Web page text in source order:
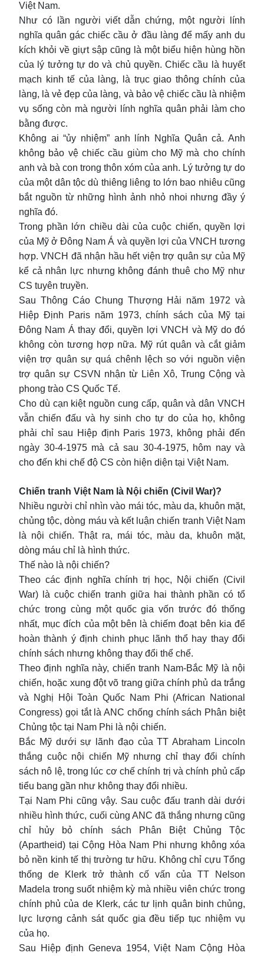
Việt Nam.
Như có lần người viết dẫn chứng, một người lính
nghĩa quân gác chiếc cầu ở đầu làng để mấy anh du
kích khỏi về giựt sập cũng là một biểu hiện hùng hồn
của lý tưởng tự do và chủ quyền. Chiếc cầu là huyết
mạch kinh tế của làng, là trục giao thông chính của
làng, là vẻ đẹp của làng, và bảo vệ chiếc cầu là nhiệm
vụ sống còn mà người lính nghĩa quân phải làm cho
bằng được.
Không ai “ủy nhiệm” anh lính Nghĩa Quân cả. Anh
không bảo vệ chiếc cầu giùm cho Mỹ mà cho chính
anh và bà con trong thôn xóm của anh. Lý tưởng tự do
của một dân tộc dù thiêng liêng to lớn bao nhiêu cũng
bắt nguồn từ những hình ảnh nhỏ nhoi nhưng đầy ý
nghĩa đó.
Trong phần lớn chiều dài của cuộc chiến, quyền lợi
của Mỹ ở Đông Nam Á và quyền lợi của VNCH tương
hợp. VNCH đã nhận hầu hết viện trợ quân sự của Mỹ
kể cả nhân lực nhưng không đánh thuê cho Mỹ như
CS tuyên truyền.
Sau Thông Cáo Chung Thượng Hải năm 1972 và
Hiệp Định Paris năm 1973, chính sách của Mỹ tại
Đông Nam Á thay đổi, quyền lợi VNCH và Mỹ do đó
không còn tương hợp nữa. Mỹ rút quân và cắt giảm
viện trợ quân sự quá chênh lệch so với nguồn viện
trợ quân sự CSVN nhận từ Liên Xô, Trung Cộng và
phong trào CS Quốc Tế.
Cho dù cạn kiệt nguồn cung cấp, quân và dân VNCH
vẫn chiến đấu và hy sinh cho tự do của họ, không
phải chỉ sau Hiệp định Paris 1973, không phải đến
ngày 30-4-1975 mà cả sau 30-4-1975, hôm nay và
cho đến khi chế độ CS còn hiện diện tại Việt Nam.
Chiến tranh Việt Nam là Nội chiến (Civil War)?
Nhiều người chỉ nhìn vào mái tóc, màu da, khuôn mặt,
chủng tộc, dòng máu và kết luận chiến tranh Việt Nam
là nội chiến. Thật ra, mái tóc, màu da, khuôn mặt,
dòng máu chỉ là hình thức.
Thế nào là nội chiến?
Theo các định nghĩa chính trị học, Nội chiến (Civil
War) là cuộc chiến tranh giữa hai thành phần có tổ
chức trong cùng một quốc gia vốn trước đó thống
nhất, mục đích của một bên là chiếm đoạt bên kia để
hoàn thành ý định chinh phục lãnh thổ hay thay đổi
chính sách nhưng không thay đổi thể chế.
Theo định nghĩa này, chiến tranh Nam-Bắc Mỹ là nội
chiến, hoặc xung đột võ trang giữa chính phủ da trắng
và Nghị Hội Toàn Quốc Nam Phi (African National
Congress) gọi tắt là ANC chống chính sách Phân biệt
Chủng tộc tại Nam Phi là nội chiến.
Bắc Mỹ dưới sự lãnh đạo của TT Abraham Lincoln
thắng cuộc nội chiến Mỹ nhưng chỉ thay đổi chính
sách nô lệ, trong lúc cơ chế chính trị và chính phủ cấp
tiểu bang gần như không thay đổi nhiều.
Tại Nam Phi cũng vậy. Sau cuộc đấu tranh dài dưới
nhiều hình thức, cuối cùng ANC đã thắng nhưng cũng
chỉ hủy bỏ chính sách Phân Biệt Chủng Tộc
(Apartheid) tại Cộng Hòa Nam Phi nhưng không xóa
bỏ nền kinh tế thị trường tư hữu. Không chỉ cựu Tổng
thống de Klerk trở thành cố vấn của TT Nelson
Madela trong suốt nhiệm kỳ mà nhiều viên chức trong
chính phủ của de Klerk, các tư lịnh quân binh chủng,
lực lượng cảnh sát quốc gia đều tiếp tục nhiệm vụ
của họ.
Sau Hiệp định Geneva 1954, Việt Nam Cộng Hòa